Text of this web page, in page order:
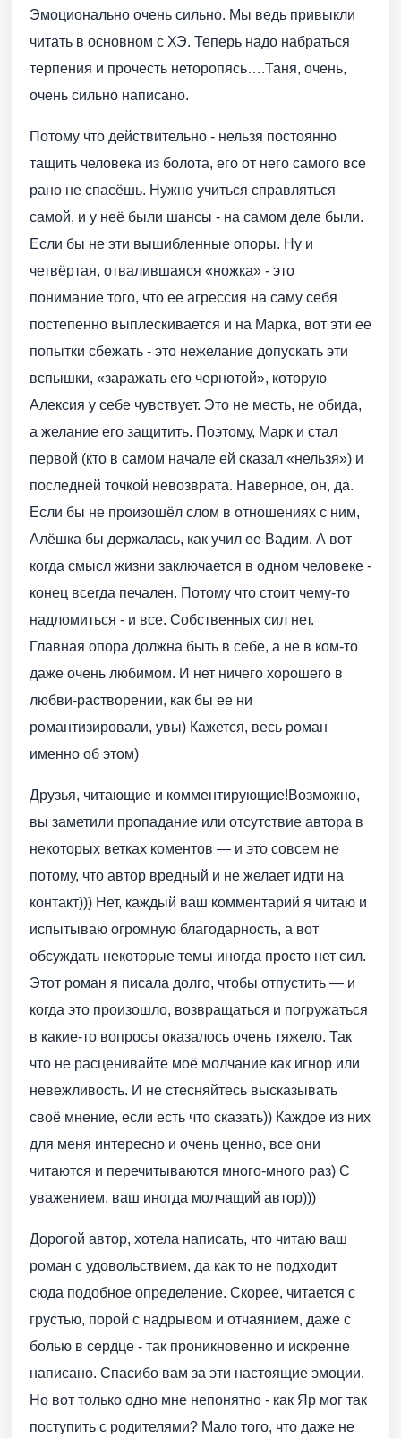
Эмоционально очень сильно. Мы ведь привыкли
читать в основном с ХЭ. Теперь надо набраться
терпения и прочесть неторопясь….Таня, очень,
очень сильно написано.
Потому что действительно - нельзя постоянно
тащить человека из болота, его от него самого все
рано не спасёшь. Нужно учиться справляться
самой, и у неё были шансы - на самом деле были.
Если бы не эти вышибленные опоры. Ну и
четвёртая, отвалившаяся «ножка» - это
понимание того, что ее агрессия на саму себя
постепенно выплескивается и на Марка, вот эти ее
попытки сбежать - это нежелание допускать эти
вспышки, «заражать его чернотой», которую
Алексия у себе чувствует. Это не месть, не обида,
а желание его защитить. Поэтому, Марк и стал
первой (кто в самом начале ей сказал «нельзя») и
последней точкой невозврата. Наверное, он, да.
Если бы не произошёл слом в отношениях с ним,
Алёшка бы держалась, как учил ее Вадим. А вот
когда смысл жизни заключается в одном человеке -
конец всегда печален. Потому что стоит чему-то
надломиться - и все. Собственных сил нет.
Главная опора должна быть в себе, а не в ком-то
даже очень любимом. И нет ничего хорошего в
любви-растворении, как бы ее ни
романтизировали, увы) Кажется, весь роман
именно об этом)
Друзья, читающие и комментирующие!Возможно,
вы заметили пропадание или отсутствие автора в
некоторых ветках коментов — и это совсем не
потому, что автор вредный и не желает идти на
контакт))) Нет, каждый ваш комментарий я читаю и
испытываю огромную благодарность, а вот
обсуждать некоторые темы иногда просто нет сил.
Этот роман я писала долго, чтобы отпустить — и
когда это произошло, возвращаться и погружаться
в какие-то вопросы оказалось очень тяжело. Так
что не расценивайте моё молчание как игнор или
невежливость. И не стесняйтесь высказывать
своё мнение, если есть что сказать)) Каждое из них
для меня интересно и очень ценно, все они
читаются и перечитываются много-много раз) С
уважением, ваш иногда молчащий автор)))
Дорогой автор, хотела написать, что читаю ваш
роман с удовольствием, да как то не подходит
сюда подобное определение. Скорее, читается с
грустью, порой с надрывом и отчаянием, даже с
болью в сердце - так проникновенно и искренне
написано. Спасибо вам за эти настоящие эмоции.
Но вот только одно мне непонятно - как Яр мог так
поступить с родителями? Мало того, что даже не